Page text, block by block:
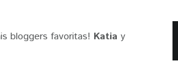
bloggers favoritas! Katia y